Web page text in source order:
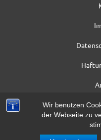
Wir benutzen
der Webseite zu